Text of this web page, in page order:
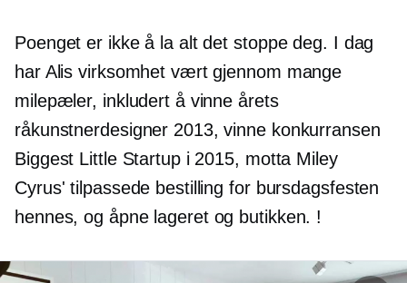
Poenget er ikke å la alt det stoppe deg. I dag
har Alis virksomhet vært gjennom mange
milepæler, inkludert å vinne årets
råkunstnerdesigner 2013, vinne konkurransen
Biggest Little Startup i 2015, motta Miley
Cyrus' tilpassede bestilling for bursdagsfesten
hennes, og åpne lageret og butikken. !